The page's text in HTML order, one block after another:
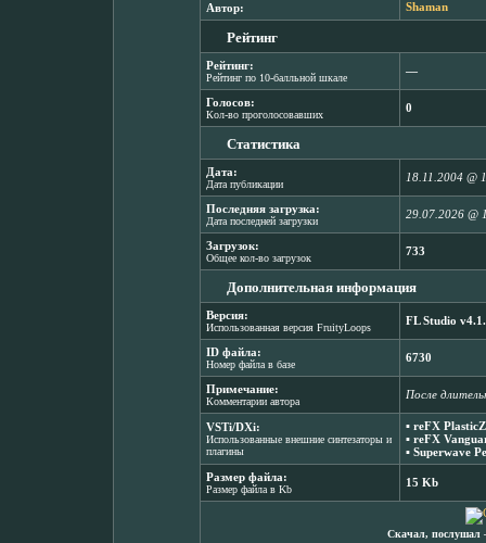
Автор: Shaman
Рейтинг
Рейтинг:
Рейтинг по 10-балльной шкале
―
Голосов:
Кол-во проголосовавших
0
Статистика
Дата:
Дата публикации
18.11.2004 @
Последняя загрузка:
Дата последней загрузки
29.07.2026 @
Загрузок:
Общее кол-во загрузок
733
Дополнительная информация
Версия:
Использованная версия FruityLoops
FL Studio
ID файла:
Номер файла в базе
6730
Примечание:
Комментарии автора
После
VSTi/DXi:
Использованные внешние синтезаторы и
плагины
▪ reFX
▪ reFX
▪ Superwave
Размер файла:
Размер файла в Kb
15 Kb
Скачал, послушал